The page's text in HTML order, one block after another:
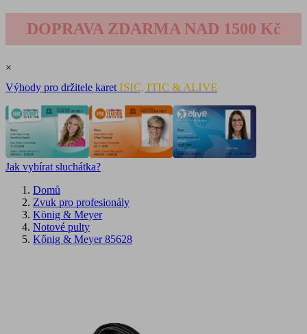
DOPRAVA ZDARMA NAD 1500 Kč
×
Výhody pro držitele karet ISIC, ITIC & ALIVE
Jak vybírat sluchátka?
Domů
Zvuk pro profesionály
König & Meyer
Notové pulty
Kőnig & Meyer 85628